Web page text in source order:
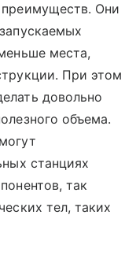
Они
места,
При этом
довольно
объема.
станциях
так
тел, таких